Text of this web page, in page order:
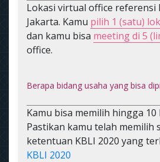
Lokasi virtual office referensi
Jakarta. Kamu pilih 1 (satu)
dan kamu bisa meeting di 5
office.
Berapa bidang usaha yang bisa
Kamu bisa memilih hingga 10
Pastikan kamu telah memilih
ketentuan KBLI 2020 yang
KBLI 2020